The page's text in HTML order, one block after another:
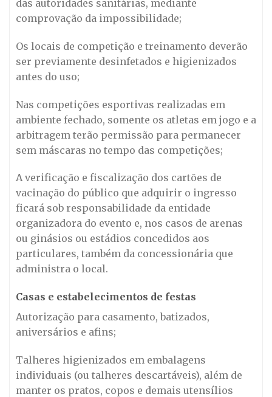
das autoridades sanitárias, mediante
comprovação da impossibilidade;
Os locais de competição e treinamento deverão
ser previamente desinfetados e higienizados
antes do uso;
Nas competições esportivas realizadas em
ambiente fechado, somente os atletas em jogo e a
arbitragem terão permissão para permanecer
sem máscaras no tempo das competições;
A verificação e fiscalização dos cartões de
vacinação do público que adquirir o ingresso
ficará sob responsabilidade da entidade
organizadora do evento e, nos casos de arenas
ou ginásios ou estádios concedidos aos
particulares, também da concessionária que
administra o local.
Casas e estabelecimentos de festas
Autorização para casamento, batizados,
aniversários e afins;
Talheres higienizados em embalagens
individuais (ou talheres descartáveis), além de
manter os pratos, copos e demais utensílios